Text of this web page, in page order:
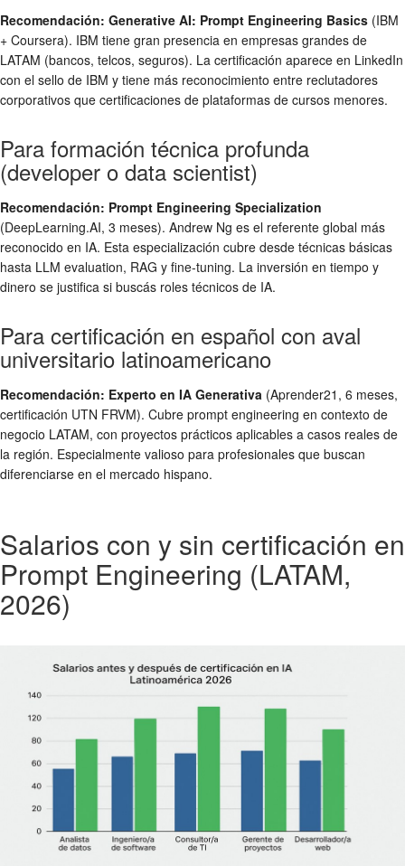
Recomendación: Generative AI: Prompt Engineering Basics (IBM
+ Coursera). IBM tiene gran presencia en empresas grandes de
LATAM (bancos, telcos, seguros). La certificación aparece en LinkedIn
con el sello de IBM y tiene más reconocimiento entre reclutadores
corporativos que certificaciones de plataformas de cursos menores.
Para formación técnica profunda
(developer o data scientist)
Recomendación: Prompt Engineering Specialization
(DeepLearning.AI, 3 meses). Andrew Ng es el referente global más
reconocido en IA. Esta especialización cubre desde técnicas básicas
hasta LLM evaluation, RAG y fine-tuning. La inversión en tiempo y
dinero se justifica si buscás roles técnicos de IA.
Para certificación en español con aval
universitario latinoamericano
Recomendación: Experto en IA Generativa (Aprender21, 6 meses,
certificación UTN FRVM). Cubre prompt engineering en contexto de
negocio LATAM, con proyectos prácticos aplicables a casos reales de
la región. Especialmente valioso para profesionales que buscan
diferenciarse en el mercado hispano.
Salarios con y sin certificación en
Prompt Engineering (LATAM,
2026)